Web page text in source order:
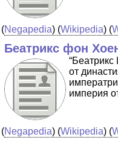
(Negapedia) (Wikipedia) (
Беатрикс фон
от
империя
(Negapedia) (Wikipedia) (